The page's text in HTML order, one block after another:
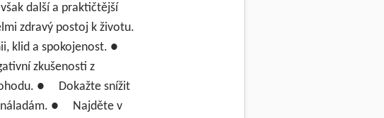
další a praktičtější
zdravý postoj k životu.
klid a spokojenost. ●
zkušenosti z
● Dokažte snížit
náladám. ● Najděte v